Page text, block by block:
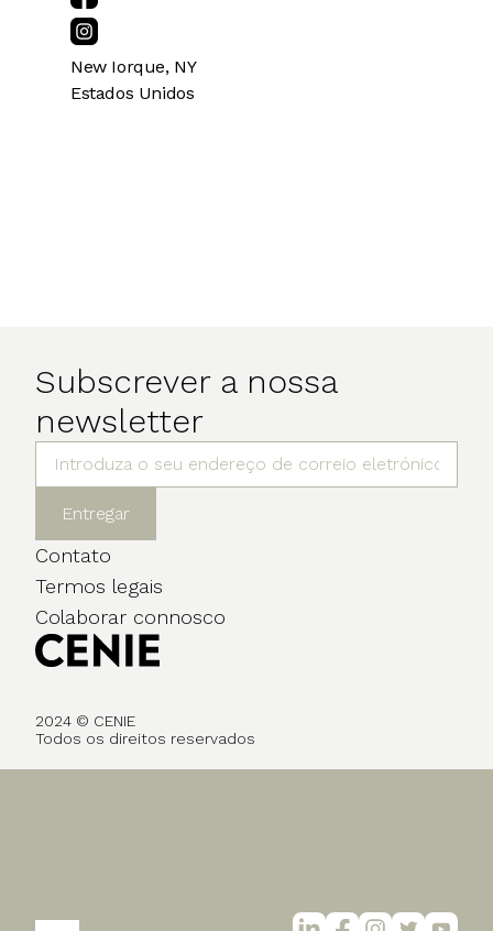
New Iorque, NY
Estados Unidos
Subscrever a nossa
newsletter
Entregar
Contato
Termos legais
Colaborar connosco
2024 © CENIE
Todos os direitos reservados